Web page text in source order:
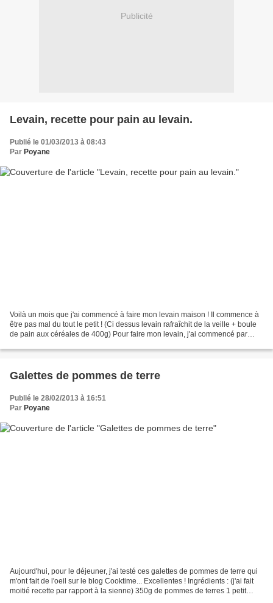
Publicité
Levain, recette pour pain au levain.
Publié le 01/03/2013 à 08:43
Par Poyane
Voilà un mois que j'ai commencé à faire mon levain maison ! Il commence à
être pas mal du tout le petit ! (Ci dessus levain rafraîchit de la veille + boule
de pain aux céréales de 400g) Pour faire mon levain, j'ai commencé par
Galettes de pommes de terre
Publié le 28/02/2013 à 16:51
Par Poyane
Aujourd'hui, pour le déjeuner, j'ai testé ces galettes de pommes de terre qui
m'ont fait de l'oeil sur le blog Cooktime... Excellentes ! Ingrédients : (j'ai fait
moitié recette par rapport à la sienne) 350g de pommes de terres 1 petit